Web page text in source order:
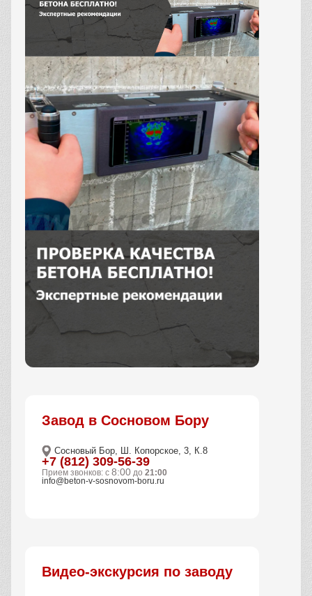
Завод в Сосновом Бору
Сосновый Бор, Ш. Копорское, 3, К.8
+7 (812) 309-56-39
Прием звонков: с 8:00 до 21:00
info@beton-v-sosnovom-boru.ru
Видео-экскурсия по заводу